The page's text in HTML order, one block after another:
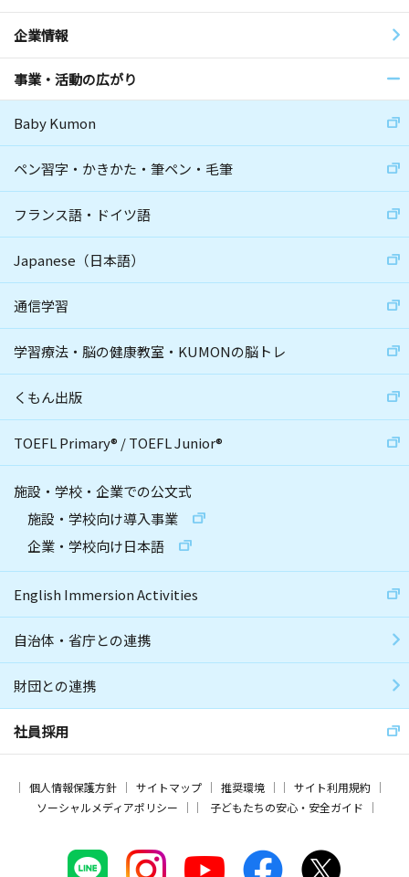
企業情報
事業・活動の広がり
Baby Kumon
ペン習字・かきかた・筆ペン・毛筆
フランス語・ドイツ語
Japanese（日本語）
通信学習
学習療法・脳の健康教室・KUMONの脳トレ
くもん出版
TOEFL Primary® /TOEFL Junior®
施設・学校・企業での公文式
施設・学校向け導入事業
企業・学校向け日本語
English Immersion Activities
自治体・省庁との連携
財団との連携
社員採用
個人情報保護方針 サイトマップ 推奨環境
サイト利用規約
ソーシャルメディアポリシー
子どもたちの安心・安全ガイド